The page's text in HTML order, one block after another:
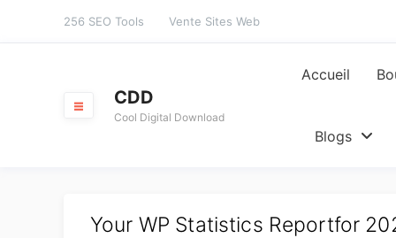
256 SEO Tools Vente Sites Web
CDD
Cool Digital Download
Accueil
Blogs
Your WP Statistics Reportfor